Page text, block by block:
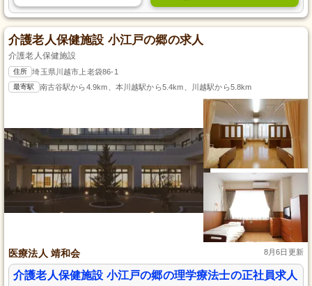
介護老人保健施設 小江戸の郷の求人
介護老人保健施設
住所 埼玉県川越市上老袋86-1
最寄駅 南古谷駅から4.9km、本川越駅から5.4km、川越駅から5.8km
医療法人 靖和会 8月6日更新
介護老人保健施設 小江戸の郷の理学療法士の正社員求人